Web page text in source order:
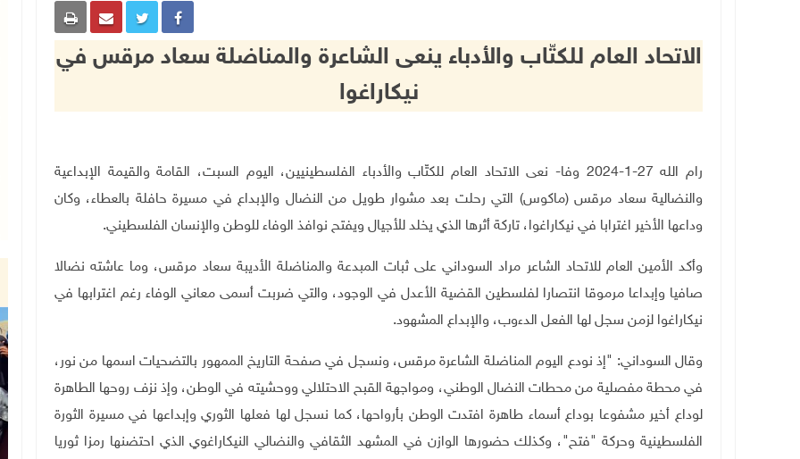
الاتحاد العام للكتّاب والأدباء ينعى الشاعرة والمناضلة سعاد مرقس في
نيكاراغوا
رام الله 27-1-2024 وفا- نعى الاتحاد العام للكتّاب والأدباء الفلسطينيين، اليوم السبت، القامة والقيمة الإبداعية
والنضالية سعاد مرقس (ماكوس) التي رحلت بعد مشوار طويل من النضال والإبداع في مسيرة حافلة بالعطاء، وكان
وداعها الأخير اغترابا في نيكاراغوا، تاركة أثرها الذي يخلد للأجيال ويفتح نوافذ الوفاء للوطن والإنسان الفلسطيني.
وأكد الأمين العام للاتحاد الشاعر مراد السوداني على ثبات المبدعة والمناضلة الأديبة سعاد مرقس، وما عاشته نضالا
صافيا وإبداعا مرموقا انتصارا لفلسطين القضية الأعدل في الوجود، والتي ضربت أسمى معاني الوفاء رغم اغترابها في
نيكاراغوا لزمن سجل لها الفعل الدءوب، والإبداع المشهود.
وقال السوداني: "إذ نودع اليوم المناضلة الشاعرة مرقس، ونسجل في صفحة التاريخ الممهور بالتضحيات اسمها من نور،
في محطة مفصلية من محطات النضال الوطني، ومواجهة القبح الاحتلالي ووحشيته في الوطن، وإذ نزف روحها الطاهرة
لوداع أخير مشفوعا بوداع أسماء طاهرة افتدت الوطن بأرواحها، كما نسجل لها فعلها الثوري وإبداعها في مسيرة الثورة
الفلسطينية وحركة "فتح"، وكذلك حضورها الوازن في المشهد الثقافي والنضالي النيكاراغوي الذي احتضنها رمزا ثوريا